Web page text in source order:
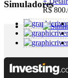
R$
Simuladores